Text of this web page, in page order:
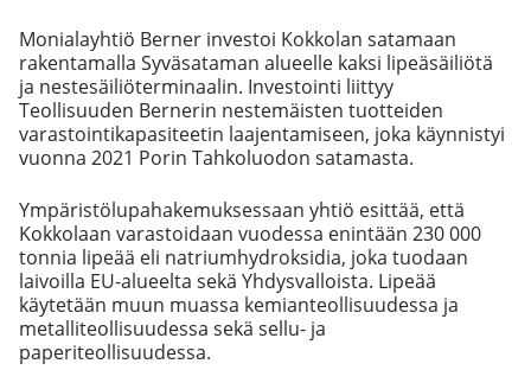
Monialayhtiö Berner investoi Kokkolan satamaan
rakentamalla Syväsataman alueelle kaksi lipeäsäiliötä
ja nestesäiliöterminaalin. Investointi liittyy
Teollisuuden Bernerin nestemäisten tuotteiden
varastointikapasiteetin laajentamiseen, joka käynnistyi
vuonna 2021 Porin Tahkoluodon satamasta.
Ympäristölupahakemuksessaan yhtiö esittää, että
Kokkolaan varastoidaan vuodessa enintään 230 000
tonnia lipeää eli natriumhydroksidia, joka tuodaan
laivoilla EU-alueelta sekä Yhdysvalloista. Lipeää
käytetään muun muassa kemianteollisuudessa ja
metalliteollisuudessa sekä sellu- ja
paperiteollisuudessa.